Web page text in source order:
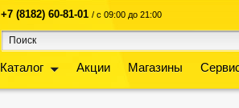
+7 (8182) 60-81-01 / с 09:00 до 21:00
Каталог Акции Магазины